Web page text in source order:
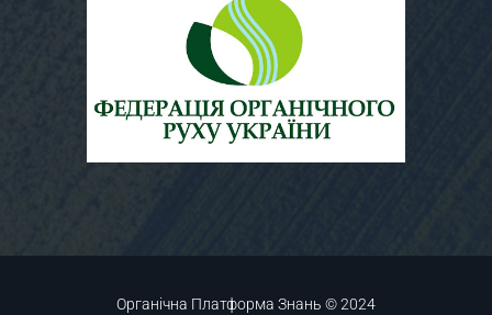
Органічна Платформа Знань © 2024